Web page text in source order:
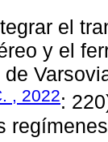
el
y el
, 2022: